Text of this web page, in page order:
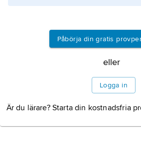
Information om
Påbörja din gratis
eller
Logga in
Är du lärare? Starta din kostnadsfria